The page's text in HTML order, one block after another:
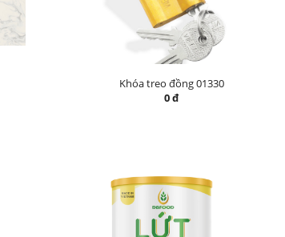
Khóa treo đồng 01330
0 đ